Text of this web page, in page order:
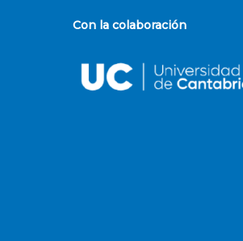
Con la colaboración